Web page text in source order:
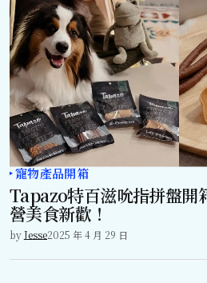
寵物產品開箱
Tapazo特百滋吮指拼盤開
營美食新歡！
byJesse2025 年 4 月 29 日